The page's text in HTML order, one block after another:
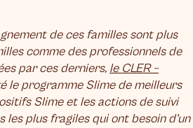
de ces familles sont plus
comme des professionnels de
par ces derniers, le CLER –
le programme Slime de meilleurs
Slime et les actions de suivi
les plus fragiles qui ont besoin d’un